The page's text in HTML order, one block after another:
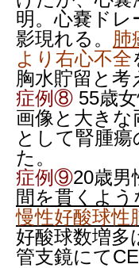
明。心嚢ドレ
影現れる。 肺
より右心不全
胸水貯留と
症例⑧ 55歳
画像と大きな
として腎腫
た。
症例⑨20歳
間を貫くよう
慢性好酸球性
好酸球数増
管支鏡にて